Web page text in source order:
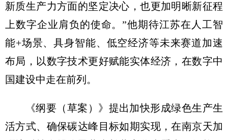
新质生产力方面的坚定决心，也更加明晰新征程
上数字企业肩负的使命。”他期待江苏在人工智
能+场景、具身智能、低空经济等未来赛道加速
布局，以数字技术更好赋能实体经济，在数字中
国建设中走在前列。
《纲要（草案）》提出加快形成绿色生产生
活方式、确保碳达峰目标如期实现，在南京天加